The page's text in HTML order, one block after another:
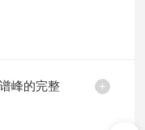
峰的完整